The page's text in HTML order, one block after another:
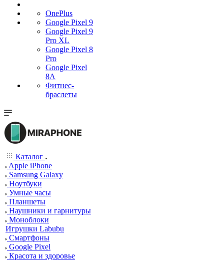
OnePlus
Google Pixel 9
Google Pixel 9
Pro XL
Google Pixel 8
Pro
Google Pixel
8A
Фитнес-
браслеты
Каталог
Apple iPhone
Samsung Galaxy
Ноутбуки
Умные часы
Планшеты
Наушники и гарнитуры
Моноблоки
Игрушки Labubu
Смартфоны
Google Pixel
Красота и здоровье